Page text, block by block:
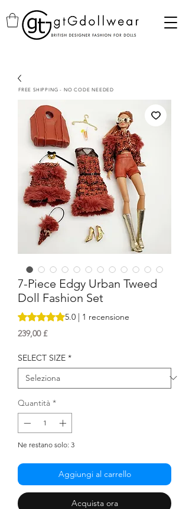
7-Piece Edgy Urban Tweed
Doll Fashion Set
Sulla base di 1 recensione, la
5.0 | 1 recensione
239,00 £Prezzo
SELECT SIZE *
Quantità *
Ne restano solo: 3
Aggiungi al carrello
Acquista ora
FREE SHIPPING - NO CODE NEEDED